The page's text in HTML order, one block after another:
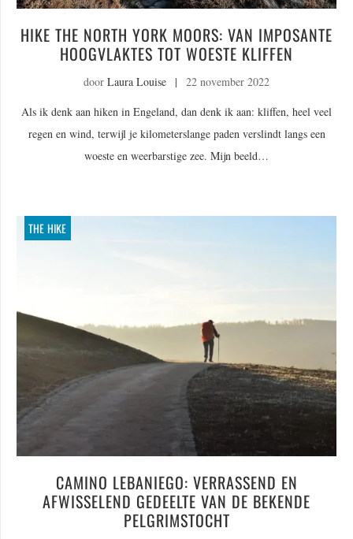
HIKE THE NORTH YORK MOORS: VAN IMPOSANTE
HOOGVLAKTES TOT WOESTE KLIFFEN
door Laura Louise |
22 november 2022
Als ik denk aan hiken in Engeland, dan denk ik aan: kliffen, heel veel
regen en wind, terwijl je kilometerslange paden verslindt langs een
woeste en weerbarstige zee. Mijn beeld…
THE HIKE
CAMINO LEBANIEGO: VERRASSEND EN
AFWISSELEND GEDEELTE VAN DE BEKENDE
PELGRIMSTOCHT